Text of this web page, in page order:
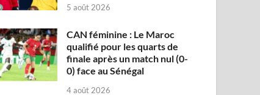
5 août 2026
CAN féminine : Le Maroc
qualifié pour les quarts de
finale après un match nul (0-
0) face au Sénégal
4 août 2026